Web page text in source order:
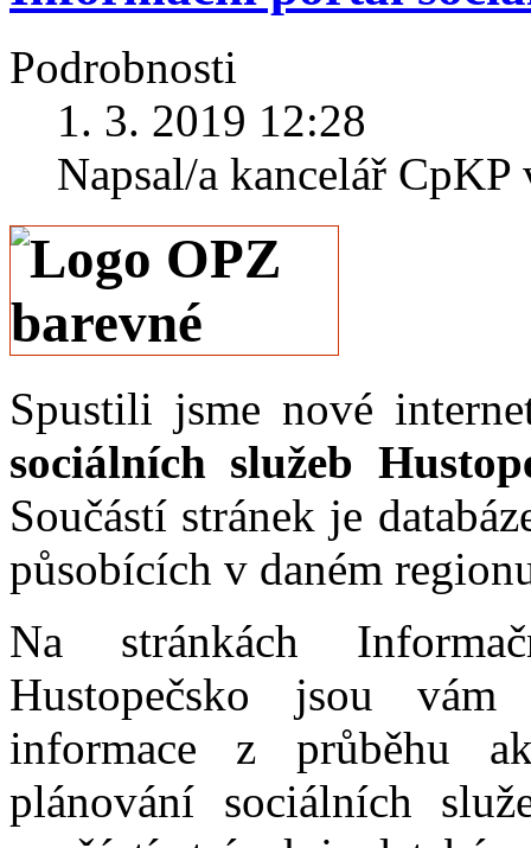
Podrobnosti
1. 3. 2019 12:28
Napsal/a kancelář
Spustili jsme nové
sociálních služeb
Součástí stránek je
působících v daném
Na stránkách
Hustopečsko jsou
informace z průběhu
plánování sociálních